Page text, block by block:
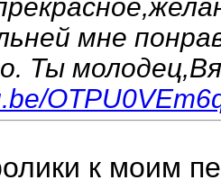
мне
Ты
к моим